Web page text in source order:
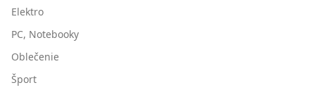
Elektro
PC, Notebooky
Oblečenie
Šport